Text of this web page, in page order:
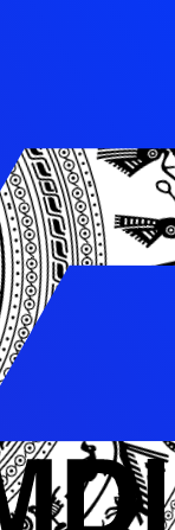
có quyền kiểm